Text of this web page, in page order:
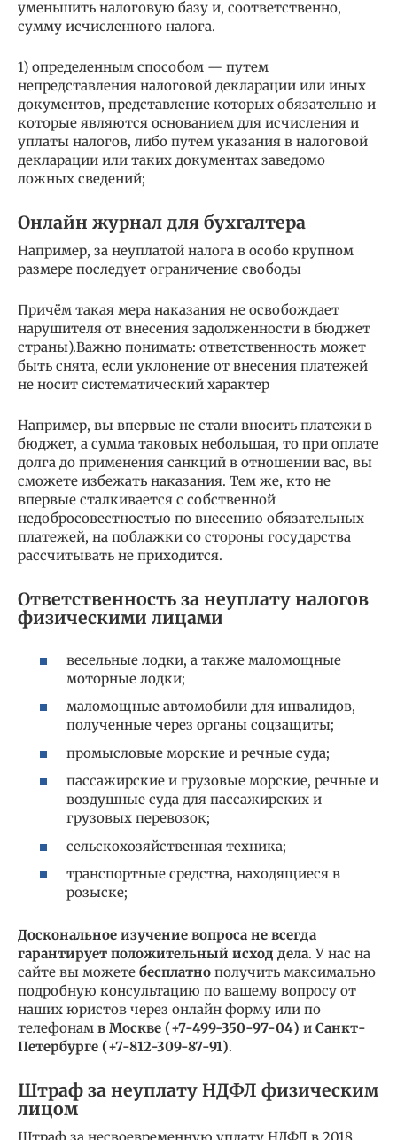
уменьшить налоговую базу и, соответственно,
сумму исчисленного налога.
1) определенным способом — путем
непредставления налоговой декларации или иных
документов, представление которых обязательно и
которые являются основанием для исчисления и
уплаты налогов, либо путем указания в налоговой
декларации или таких документах заведомо
ложных сведений;
Онлайн журнал для бухгалтера
Например, за неуплатой налога в особо крупном
размере последует ограничение свободы
Причём такая мера наказания не освобождает
нарушителя от внесения задолженности в бюджет
страны).Важно понимать: ответственность может
быть снята, если уклонение от внесения платежей
не носит систематический характер
Например, вы впервые не стали вносить платежи в
бюджет, а сумма таковых небольшая, то при оплате
долга до применения санкций в отношении вас, вы
сможете избежать наказания. Тем же, кто не
впервые сталкивается с собственной
недобросовестностью по внесению обязательных
платежей, на поблажки со стороны государства
рассчитывать не приходится.
Ответственность за неуплату налогов
физическими лицами
весельные лодки, а также маломощные
моторные лодки;
маломощные автомобили для инвалидов,
полученные через органы соцзащиты;
промысловые морские и речные суда;
пассажирские и грузовые морские, речные и
воздушные суда для пассажирских и
грузовых перевозок;
сельскохозяйственная техника;
транспортные средства, находящиеся в
розыске;
Доскональное изучение вопроса не всегда
гарантирует положительный исход дела. У нас на
сайте вы можете бесплатно получить максимально
подробную консультацию по вашему вопросу от
наших юристов через онлайн форму или по
телефонам в Москве (+7-499-350-97-04) и Санкт-
Петербурге (+7-812-309-87-91).
Штраф за неуплату НДФЛ физическим
лицом